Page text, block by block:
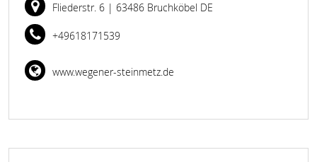
Fliederstr. 6 | 63486 Bruchköbel DE
+49618171539
www.wegener-steinmetz.de